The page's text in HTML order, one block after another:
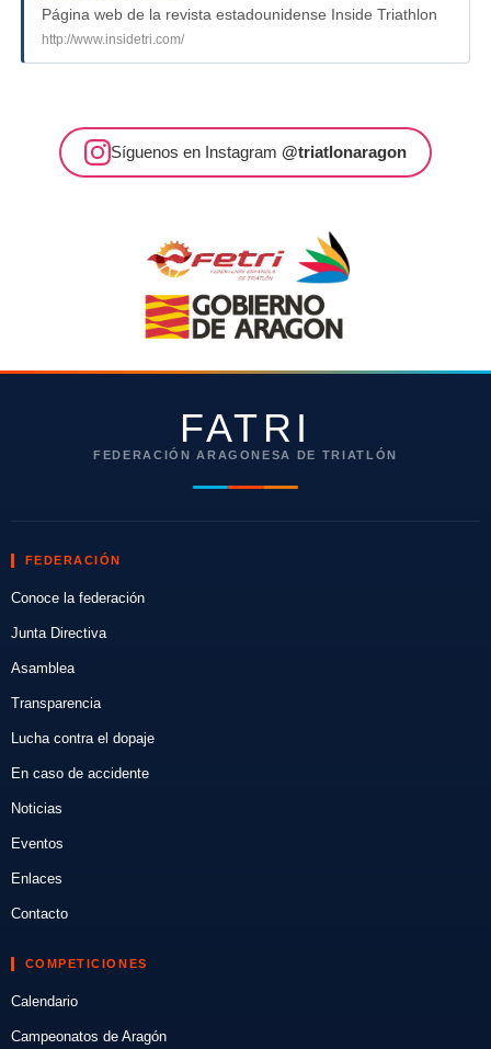
Página web de la revista estadounidense Inside Triathlon
http://www.insidetri.com/
Síguenos en Instagram @triatlonaragon
FATRI
FEDERACIÓN ARAGONESA DE TRIATLÓN
FEDERACIÓN
Conoce la federación
Junta Directiva
Asamblea
Transparencia
Lucha contra el dopaje
En caso de accidente
Noticias
Eventos
Enlaces
Contacto
COMPETICIONES
Calendario
Campeonatos de Aragón